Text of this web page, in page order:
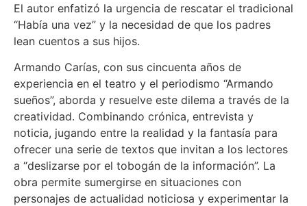
El autor enfatizó la urgencia de rescatar el tradicional
“Había una vez” y la necesidad de que los padres
lean cuentos a sus hijos.
Armando Carías, con sus cincuenta años de
experiencia en el teatro y el periodismo “Armando
sueños”, aborda y resuelve este dilema a través de la
creatividad. Combinando crónica, entrevista y
noticia, jugando entre la realidad y la fantasía para
ofrecer una serie de textos que invitan a los lectores
a “deslizarse por el tobogán de la información”. La
obra permite sumergirse en situaciones con
personajes de actualidad noticiosa y experimentar la